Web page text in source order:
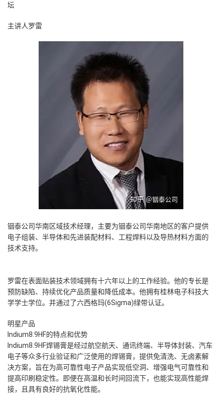
坛
主讲人罗雷
铟泰公司华南区域技术经理，主要为铟泰公司华南地区的客户提供
电子组装、半导体和先进装配材料、工程焊料以及导热材料方面的
技术支持。
罗雷在表面贴装技术领域拥有十六年以上的工作经验。他的专长是
预防缺陷、持续优化产品质量和降低成本。他拥有桂林电子科技大
学学士学位。并通过了六西格玛(6Sigma)绿带认证。
明星产品
Indium8.9HF的特点和优势
Indium8.9HF焊锡膏是经过航空航天、通讯终端、半导体封装、汽车
电子等众多行业验证和广泛使用的焊锡膏，提供免清洗、无卤素解
决方案，旨在为高可靠性电子产品实现低空洞、增强电气可靠性和
提高印刷稳定性。即便在高温和长时间回流下，也能实现高性能焊
接，且具有良好的抗氧化性能。